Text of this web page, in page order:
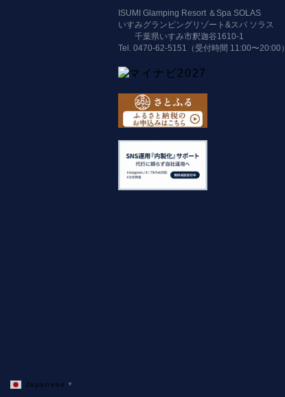
ISUMI Glamping Resort ＆Spa SOLAS
いすみグランピングリゾート&スパ ソラス
千葉県いすみ市釈迦谷1610-1
Tel. 0470-62-5151（受付時間 11:00〜20:00）
Japanese ▼